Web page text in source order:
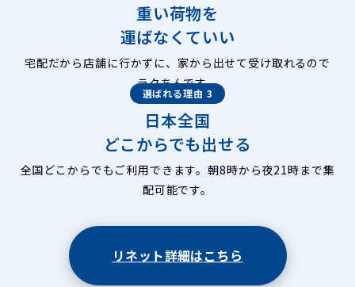
重い荷物を
運ばなくていい
宅配だから店舗に行かずに、家から出せて受け取れるので
ラクちんです。
選ばれる理由 3
日本全国
どこからでも出せる
全国どこからでもご利用できます。朝8時から夜21時まで集
配可能です。
リネット詳細はこちら